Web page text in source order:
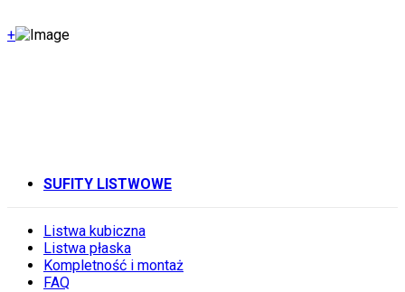
+
SUFITY LISTWOWE
Listwa kubiczna
Listwa płaska
Kompletność i montaż
FAQ